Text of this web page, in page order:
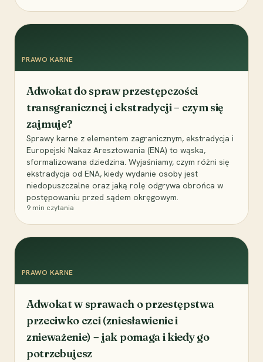
PRAWO KARNE
Adwokat do spraw przestępczości
transgranicznej i ekstradycji – czym się
zajmuje?
Sprawy karne z elementem zagranicznym, ekstradycja i
Europejski Nakaz Aresztowania (ENA) to wąska,
sformalizowana dziedzina. Wyjaśniamy, czym różni się
ekstradycja od ENA, kiedy wydanie osoby jest
niedopuszczalne oraz jaką rolę odgrywa obrońca w
postępowaniu przed sądem okręgowym.
9 min czytania
PRAWO KARNE
Adwokat w sprawach o przestępstwa
przeciwko czci (zniesławienie i
znieważenie) – jak pomaga i kiedy go
potrzebujesz